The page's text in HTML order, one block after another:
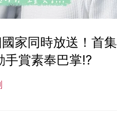
家同時放送！首集
賞素奉巴掌!?